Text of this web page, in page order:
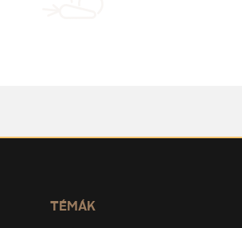
TÉMÁK